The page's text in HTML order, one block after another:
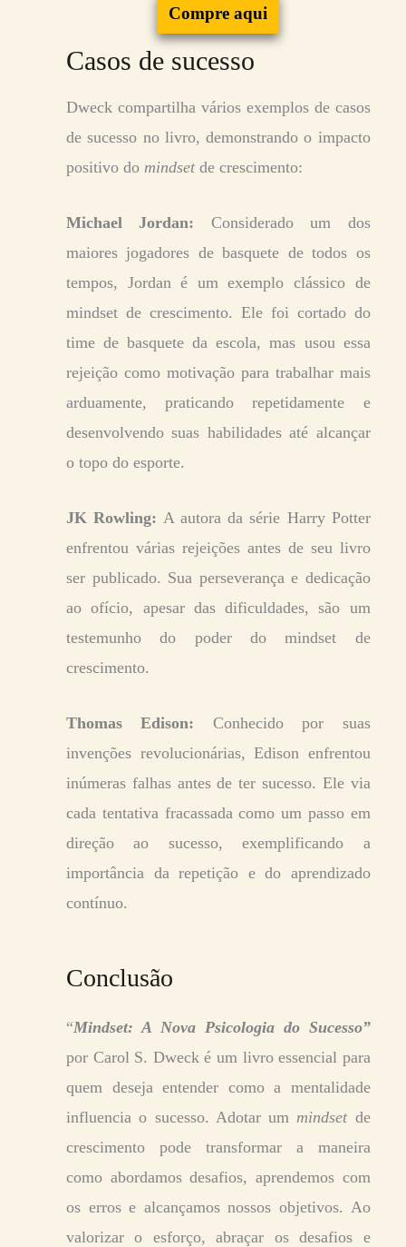
Compre aqui
Casos de sucesso
Dweck compartilha vários exemplos de casos
de sucesso no livro, demonstrando o impacto
positivo do mindset de crescimento:
Michael Jordan: Considerado um dos
maiores jogadores de basquete de todos os
tempos, Jordan é um exemplo clássico de
mindset de crescimento. Ele foi cortado do
time de basquete da escola, mas usou essa
rejeição como motivação para trabalhar mais
arduamente, praticando repetidamente e
desenvolvendo suas habilidades até alcançar
o topo do esporte.
JK Rowling: A autora da série Harry Potter
enfrentou várias rejeições antes de seu livro
ser publicado. Sua perseverança e dedicação
ao ofício, apesar das dificuldades, são um
testemunho do poder do mindset de
crescimento.
Thomas Edison: Conhecido por suas
invenções revolucionárias, Edison enfrentou
inúmeras falhas antes de ter sucesso. Ele via
cada tentativa fracassada como um passo em
direção ao sucesso, exemplificando a
importância da repetição e do aprendizado
contínuo.
Conclusão
“Mindset: A Nova Psicologia do Sucesso”
por Carol S. Dweck é um livro essencial para
quem deseja entender como a mentalidade
influencia o sucesso. Adotar um mindset de
crescimento pode transformar a maneira
como abordamos desafios, aprendemos com
os erros e alcançamos nossos objetivos. Ao
valorizar o esforço, abraçar os desafios e